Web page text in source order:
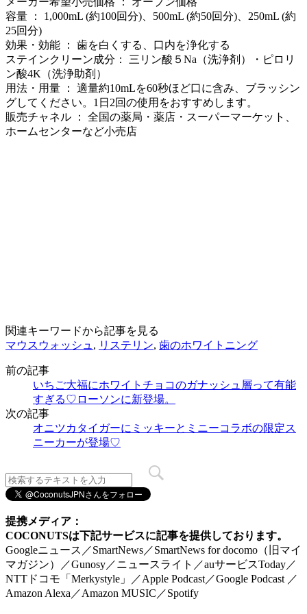
容量 ： 1,000mL (約100回分)、500mL (約50回分)、250mL (約
25回分)
効果・効能 ： 歯を白くする、口内を浄化する
ステインクリーン成分： 三リン酸５Na（洗浄剤）・ピロリ
ン酸4K（洗浄助剤）
用法・用量 ： 適量約10mLを60秒ほど口に含み、ブラッシン
グしてください。1日2回の使用をおすすめします。
販売チャネル ： 全国の薬局・薬店・スーパーマーケット、
ホームセンターなど小売店
関連キーワードから記事を見る
マウスウォッシュ , リステリン, 歯のホワイトニング
前の記事
いちご大福にホワイトチョコのガナッシュ層って有能
すぎる♡ローソンに新登場。
次の記事
オニツカタイガーにミッキーとミニーコラボの限定ス
ニーカーが登場♡
提携メディア：
COCONUTSは下記サービスに記事を提供しております。
Googleニュース／SmartNews／SmartNews for docomo（旧マイ
マガジン）／Gunosy／ニュースライト／auサービスToday／
NTTドコモ「Merkystyle」／Apple Podcast／Google Podcast ／
Amazon Alexa／Amazon MUSIC／Spotify